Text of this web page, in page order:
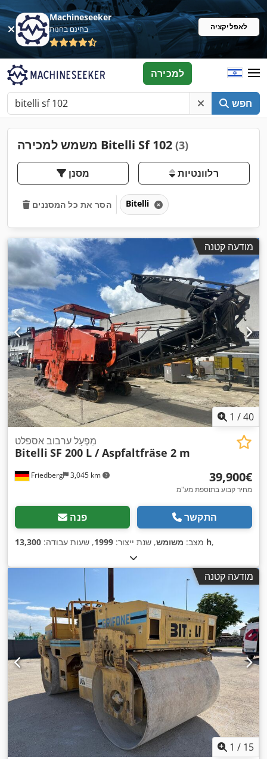
Machineseeker
בחינם בחנות לאפליקציה
חפש
למכירה
משמש למכירה Bitelli Sf 102 (3)
מסנן רלוונטיות
הסר את כל המסננים Bitelli
מודעה קטנה
1 /40
Friedberg 3,045 km
מִפְעָל ערבוב אספלט
Bitelli SF 200 L / Aspfaltfräse 2 m
‏39,900 ‏€
מחיר קבוע בתוספת מע"מ
פנה התקשר
מצב: משומש, שנת ייצור: 1999, שעות עבודה: 13,300 h,
מודעה קטנה
1 / 15